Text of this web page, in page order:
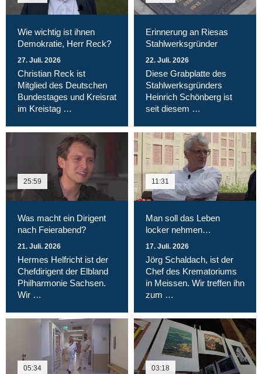
Wie wichtig ist ihnen
Demokratie, Herr Reck?
27. Juli. 2026
Christian Reck ist
Mitglied des Deutschen
Bundestages und Kreisrat
im Kreistag …
Erinnerung an Riesas
Stahlwerksgründer
22. Juli. 2026
Diese Grabplatte des
Stahlwerksgründers
Heinrich Schönberg ist
seit diesem …
25:59
Was macht ein Dirigent
nach Feierabend?
21. Juli. 2026
Hermes Helfricht ist der
Chefdirigent der Elbland
Philharmonie Sachsen.
Wir …
11:31
Man soll das Leben
locker nehmen…
17. Juli. 2026
Jörg Schaldach, ist der
Chef des Krematoriums
in Meissen. Wir treffen ihn
zum …
05:34 03:18